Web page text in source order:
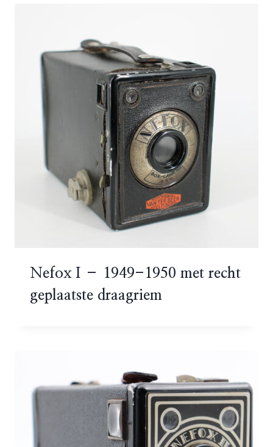
Nefox I – 1949-1950 met recht
geplaatste draagriem